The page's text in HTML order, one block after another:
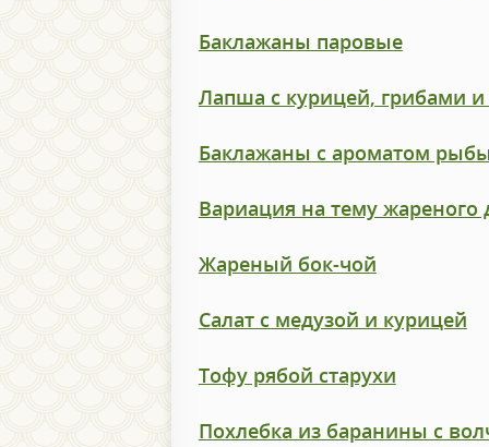
Баклажаны паровые
Лапша с курицей, грибами
Баклажаны с ароматом
Вариация на тему жареного
Жареный бок-чой
Салат с медузой и курицей
Тофу рябой старухи
Похлебка из баранины с